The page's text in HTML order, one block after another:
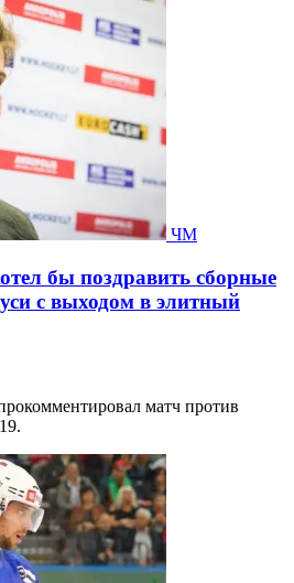
ЧМ
бы поздравить сборные
с выходом в элитный
матч против